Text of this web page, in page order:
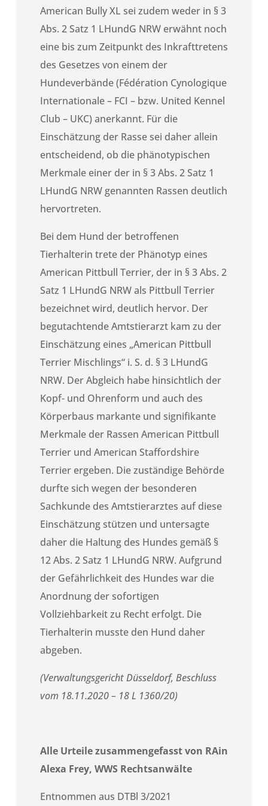
American Bully XL sei zudem weder in § 3
Abs. 2 Satz 1 LHundG NRW erwähnt noch
eine bis zum Zeitpunkt des Inkrafttretens
des Gesetzes von einem der
Hundeverbände (Fédération Cynologique
Internationale – FCI – bzw. United Kennel
Club – UKC) anerkannt. Für die
Einschätzung der Rasse sei daher allein
entscheidend, ob die phänotypischen
Merkmale einer der in § 3 Abs. 2 Satz 1
LHundG NRW genannten Rassen deutlich
hervortreten.
Bei dem Hund der betroffenen
Tierhalterin trete der Phänotyp eines
American Pittbull Terrier, der in § 3 Abs. 2
Satz 1 LHundG NRW als Pittbull Terrier
bezeichnet wird, deutlich hervor. Der
begutachtende Amtstierarzt kam zu der
Einschätzung eines „American Pittbull
Terrier Mischlings“ i. S. d. § 3 LHundG
NRW. Der Abgleich habe hinsichtlich der
Kopf- und Ohrenform und auch des
Körperbaus markante und signifikante
Merkmale der Rassen American Pittbull
Terrier und American Staffordshire
Terrier ergeben. Die zuständige Behörde
durfte sich wegen der besonderen
Sachkunde des Amtstierarztes auf diese
Einschätzung stützen und untersagte
daher die Haltung des Hundes gemäß §
12 Abs. 2 Satz 1 LHundG NRW. Aufgrund
der Gefährlichkeit des Hundes war die
Anordnung der sofortigen
Vollziehbarkeit zu Recht erfolgt. Die
Tierhalterin musste den Hund daher
abgeben.
(Verwaltungsgericht Düsseldorf, Beschluss
vom 18.11.2020 – 18 L 1360/20)
Alle Urteile zusammengefasst von RAin
Alexa Frey, WWS Rechtsanwälte
Entnommen aus DTBl 3/2021